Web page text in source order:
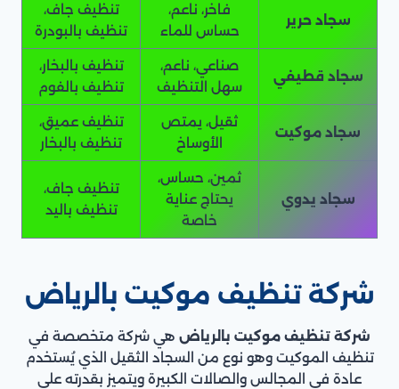
سجاد حرير
فاخر، ناعم،
حساس للماء
تنظيف جاف،
تنظيف بالبودرة
سجاد قطيفي
صناعي، ناعم،
سهل التنظيف
تنظيف بالبخار،
تنظيف بالفوم
سجاد موكيت
ثقيل، يمتص
الأوساخ
تنظيف عميق،
تنظيف بالبخار
سجاد يدوي
ثمين، حساس،
يحتاج عناية
خاصة
تنظيف جاف،
تنظيف باليد
شركة تنظيف موكيت بالرياض
شركة تنظيف موكيت بالرياض هي شركة متخصصة في
تنظيف الموكيت وهو نوع من السجاد الثقيل الذي يُستخدم
عادة في المجالس والصالات الكبيرة ويتميز بقدرته على